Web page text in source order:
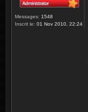
Messages: 1548
Inscrit le: 01 Nov 2010, 22:24